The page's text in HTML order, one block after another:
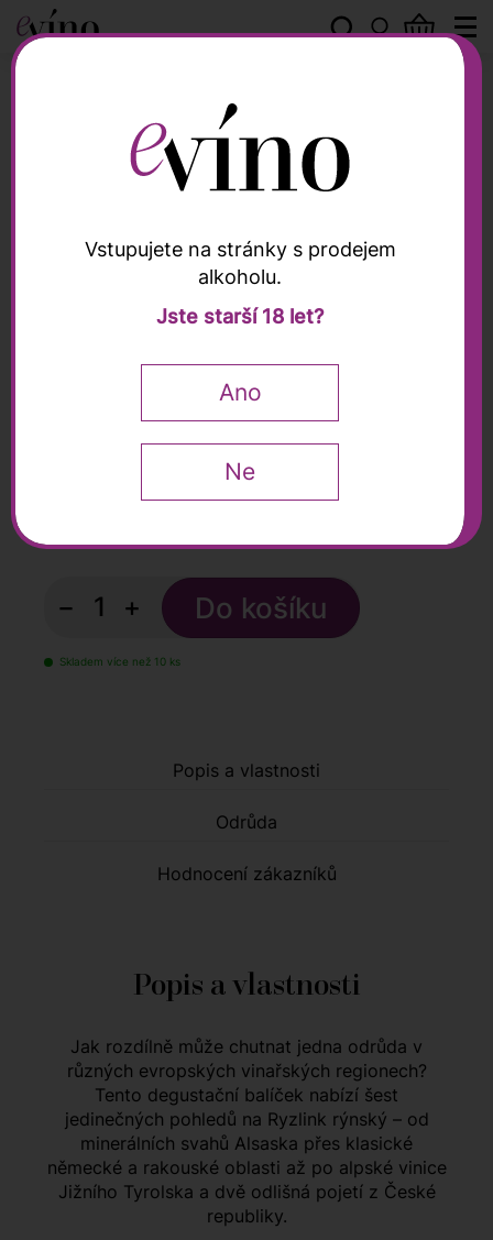
Degustační balíček
Ryzlink rýnský, 6×0,75l
2 272 Kč 2 045Kč s DPH
− +
Skladem více než 10 ks
Popis a vlastnosti
Odrůda
Hodnocení zákazníků
Popis a vlastnosti
Jak rozdílně může chutnat jedna odrůda v
různých evropských vinařských regionech?
Tento degustační balíček nabízí šest
jedinečných pohledů na Ryzlink rýnský – od
minerálních svahů Alsaska přes klasické
německé a rakouské oblasti až po alpské vinice
Jižního Tyrolska a dvě odlišná pojetí z České
republiky.
Vstupujete na stránky s prodejem
alkoholu.
Jste starší 18 let?
Ano
Ne